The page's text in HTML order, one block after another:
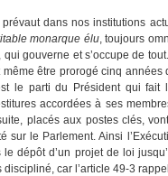
prévaut dans nos institutions
monarque élu, toujours
gouverne et s’occupe de
être prorogé cinq années
le parti du Président qui fait
accordées à ses
placés aux postes clés,
sur le Parlement. Ainsi
dépôt d’un projet de loi
discipliné, car l’article 49-3